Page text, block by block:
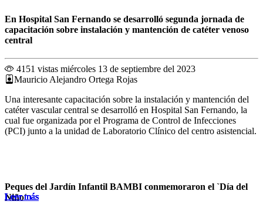
Leer más
Leer más
Leer más
Leer más
Leer más
Leer más
Leer más
En Hospital San Fernando se desarrolló segunda jornada de
capacitación sobre instalación y mantención de catéter venoso
central
4151 vistas miércoles 13 de septiembre del 2023
Mauricio Alejandro Ortega Rojas
Una interesante capacitación sobre la instalación y mantención del
catéter vascular central se desarrolló en Hospital San Fernando, la
cual fue organizada por el Programa de Control de Infecciones
(PCI) junto a la unidad de Laboratorio Clínico del centro asistencial.
Leer más
Peques del Jardín Infantil BAMBI conmemoraron el `Día del
Niño´
Leer más
Leer más
Leer más
Leer más